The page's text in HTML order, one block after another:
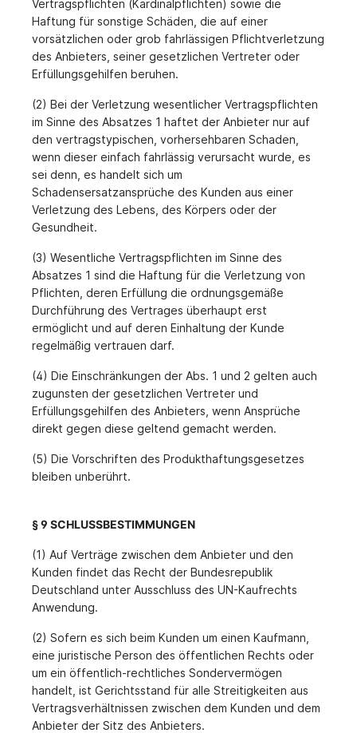
Vertragspflichten (Kardinalpflichten) sowie die
Haftung für sonstige Schäden, die auf einer
vorsätzlichen oder grob fahrlässigen Pflichtverletzung
des Anbieters, seiner gesetzlichen Vertreter oder
Erfüllungsgehilfen beruhen.
(2) Bei der Verletzung wesentlicher Vertragspflichten
im Sinne des Absatzes 1 haftet der Anbieter nur auf
den vertragstypischen, vorhersehbaren Schaden,
wenn dieser einfach fahrlässig verursacht wurde, es
sei denn, es handelt sich um
Schadensersatzansprüche des Kunden aus einer
Verletzung des Lebens, des Körpers oder der
Gesundheit.
(3) Wesentliche Vertragspflichten im Sinne des
Absatzes 1 sind die Haftung für die Verletzung von
Pflichten, deren Erfüllung die ordnungsgemäße
Durchführung des Vertrages überhaupt erst
ermöglicht und auf deren Einhaltung der Kunde
regelmäßig vertrauen darf.
(4) Die Einschränkungen der Abs. 1 und 2 gelten auch
zugunsten der gesetzlichen Vertreter und
Erfüllungsgehilfen des Anbieters, wenn Ansprüche
direkt gegen diese geltend gemacht werden.
(5) Die Vorschriften des Produkthaftungsgesetzes
bleiben unberührt.
§ 9 SCHLUSSBESTIMMUNGEN
(1) Auf Verträge zwischen dem Anbieter und den
Kunden findet das Recht der Bundesrepublik
Deutschland unter Ausschluss des UN-Kaufrechts
Anwendung.
(2) Sofern es sich beim Kunden um einen Kaufmann,
eine juristische Person des öffentlichen Rechts oder
um ein öffentlich-rechtliches Sondervermögen
handelt, ist Gerichtsstand für alle Streitigkeiten aus
Vertragsverhältnissen zwischen dem Kunden und dem
Anbieter der Sitz des Anbieters.